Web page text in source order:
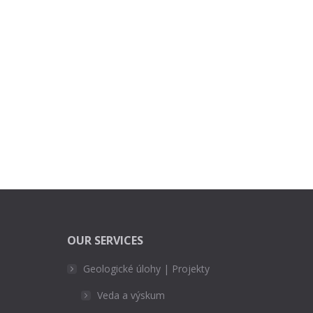
OUR SERVICES
Geologické úlohy | Projekty
Veda a výskum